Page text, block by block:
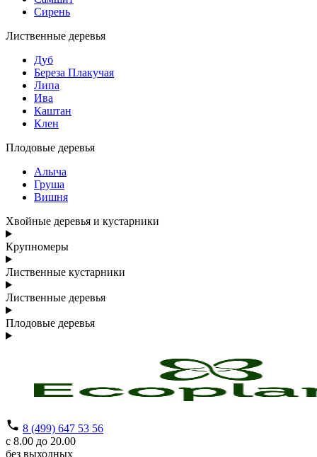
Сирень
Лиственные деревья
Дуб
Береза Плакучая
Липа
Ива
Каштан
Клен
Плодовые деревья
Алыча
Груша
Вишня
Хвойные деревья и кустарники
Крупномеры
Лиственные кустарники
Лиственные деревья
Плодовые деревья
8 (499) 647 53 56
с 8.00 до 20.00
без выходных